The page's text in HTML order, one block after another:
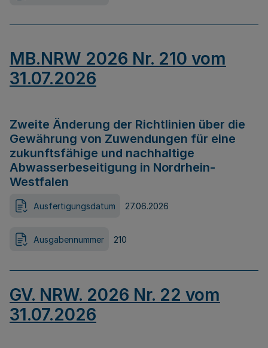
MB.NRW 2026 Nr. 210 vom
31.07.2026
Zweite Änderung der Richtlinien über die
Gewährung von Zuwendungen für eine
zukunftsfähige und nachhaltige
Abwasserbeseitigung in Nordrhein-
Westfalen
Ausfertigungsdatum 27.06.2026
Ausgabennummer 210
GV. NRW. 2026 Nr. 22 vom
31.07.2026